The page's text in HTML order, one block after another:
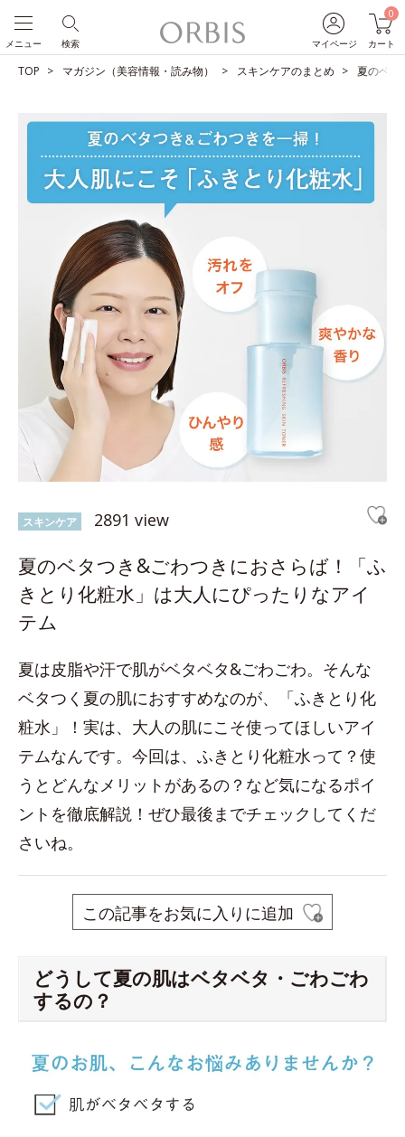
マイページ
0
カート
検索
メニュー
TOP マガジン（美容情報・読み物） スキンケアのまとめ 夏のベタ
スキンケア 2891 view
夏のベタつき&ごわつきにおさらば！「ふ
きとり化粧水」は大人にぴったりなアイ
テム
夏は皮脂や汗で肌がベタベタ&ごわごわ。そんな
ベタつく夏の肌におすすめなのが、「ふきとり化
粧水」！実は、大人の肌にこそ使ってほしいアイ
テムなんです。今回は、ふきとり化粧水って？使
うとどんなメリットがあるの？など気になるポイ
ントを徹底解説！ぜひ最後までチェックしてくだ
さいね。
この記事をお気に入りに追加
どうして夏の肌はベタベタ・ごわごわ
するの？